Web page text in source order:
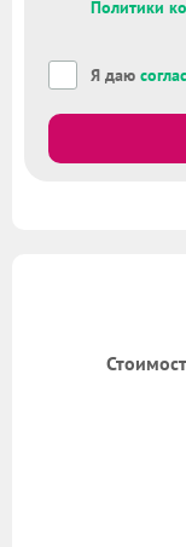
Политики
Я даю